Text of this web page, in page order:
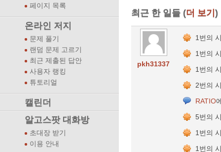
페이지 목록
온라인 저지
문제 풀기
랜덤 문제 고르기
최근 제출된 답안
사용자 랭킹
튜토리얼
캘린더
알고스팟 대화방
초대장 받기
이용 안내
최근 한 일들 (더 보기)
pkh31337
1번의
1번의
1번의
2번의
RATIO
5번의
1번의
1번의